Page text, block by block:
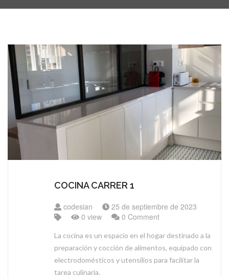
COCINA CARRER 1
codesian
25 de septiembre de 2023
0 view
0 Comment
La cocina es un espacio en el hogar destinado a la
preparación y cocción de alimentos, equipado con
electrodomésticos y utensilios para facilitar la
tarea culinaria.